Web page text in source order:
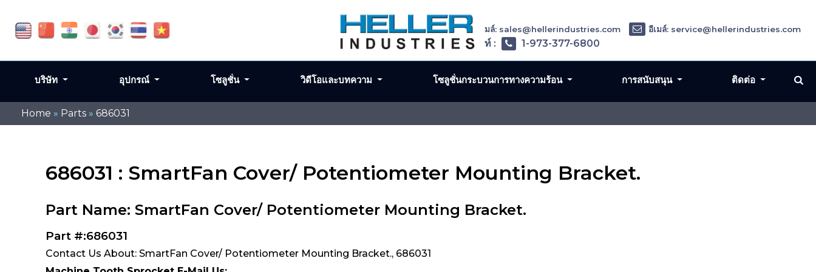
Home » Parts » 686031
686031 : SmartFan Cover/ Potentiometer Mounting Bracket.
Part Name: SmartFan Cover/ Potentiometer Mounting Bracket.
Part #:686031
Contact Us About: SmartFan Cover/ Potentiometer Mounting Bracket., 686031
อีเมล์: sales@hellerindustries.com อีเมล์: service@hellerindustries.com
โทรศัพท์ : 1-973-377-6800
บริษัท อุปกรณ์ โซลูชั่น วิดีโอและบทความ โซลูชั่นกระบวนการทางความร้อน การสนับสนุน ติดต่อ